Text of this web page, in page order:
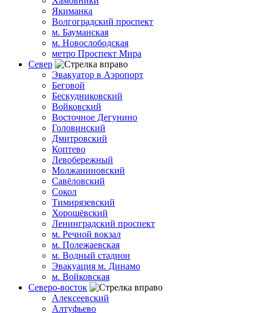
Якиманка
Волгоградский проспект
м. Бауманская
м. Новослободская
метро Проспект Мира
Север
Эвакуатор в Аэропорт
Беговой
Бескудниковский
Войковский
Восточное Дегунино
Головинский
Дмитровский
Коптево
Левобережный
Молжаниновский
Савёловский
Сокол
Тимирязевский
Хорошёвский
Ленинградский проспект
м. Речной вокзал
м. Полежаевская
м. Водный стадион
Эвакуация м. Динамо
м. Войковская
Северо-восток
Алексеевский
Алтуфьево